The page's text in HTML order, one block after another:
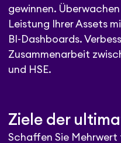
gewinnen.
Leistung Ihrer Assets
BI-Dashboards.
Zusammenarbeit
und HSE.
Ziele der
Schaffen Sie